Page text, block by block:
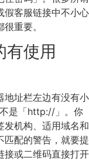
假客服链接中不小心
重要。
有使用
地址栏左边有没有小
是「http://」。你
发机构、适用域名和
匹配的警告，就要提
接或二维码直接打开